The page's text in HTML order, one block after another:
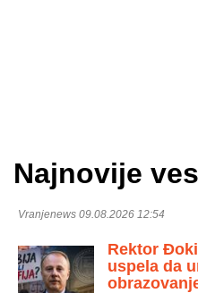
Najnovije
Vranjenews 09.08.2026 12:54
Rektor
uspela da